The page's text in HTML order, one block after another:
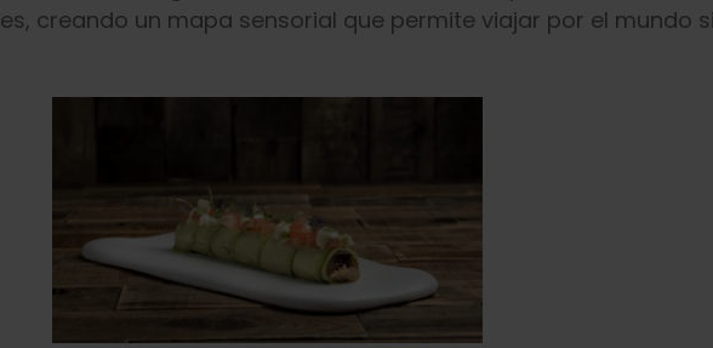
creando un mapa sensorial que permite viajar por el mundo